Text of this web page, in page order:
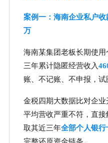
案例一：海南企业私户
万
海南某集团老板长期使用
三年累计隐匿经营收入
账、不记账、不申报，试
金税四期大数据比对企
平均营收严重不符，直
取其近三年全部个人银